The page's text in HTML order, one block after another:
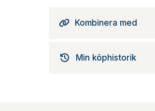
Kombinera med
Min köphistorik